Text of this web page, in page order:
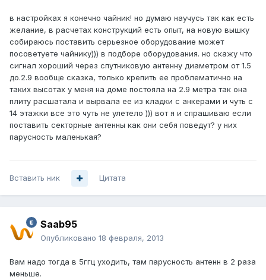
в настройках я конечно чайник! но думаю научусь так как есть
желание, в расчетах конструкций есть опыт, на новую вышку
собираюсь поставить серьезное оборудование может
посоветуете чайнику))) в подборе оборудования. но скажу что
сигнал хороший через спутниковую антенну диаметром от 1.5
до.2.9 вообще сказка, только крепить ее проблематично на
таких высотах у меня на доме постояла на 2.9 метра так она
плиту расшатала и вырвала ее из кладки с анкерами и чуть с
14 этажки все это чуть не улетело ))) вот я и спрашиваю если
поставить секторные антенны как они себя поведут? у них
парусность маленькая?
Вставить ник Цитата
Saab95
Опубликовано 18 февраля, 2013
Вам надо тогда в 5ггц уходить, там парусность антенн в 2 раза
меньше.